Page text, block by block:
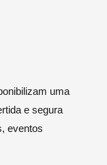
uma
e segura
eventos